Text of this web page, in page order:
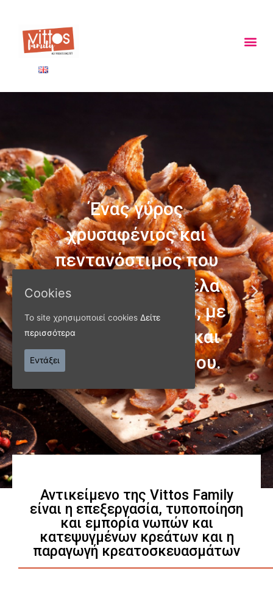
ΠΑΝΩ ΑΠΟ 40 ΧΡΟΝΙΑ
Παράγουμε προϊόντα
εξαιρετικής
ποιότητας
Αντικείμενο της Vittos Family
είναι η επεξεργασία, τυποποίηση
και εμπορία νωπών και
κατεψυγμένων κρεάτων και η
παραγωγή κρεατοσκευασμάτων
Cookies
Το site χρησιμοποιεί cookies Δείτε
περισσότερα
Εντάξει